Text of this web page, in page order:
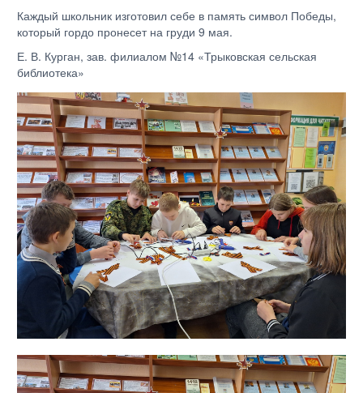
Каждый школьник изготовил себе в память символ Победы,
который гордо пронесет на груди 9 мая.
Е. В. Курган, зав. филиалом №14 «Трыковская сельская
библиотека»